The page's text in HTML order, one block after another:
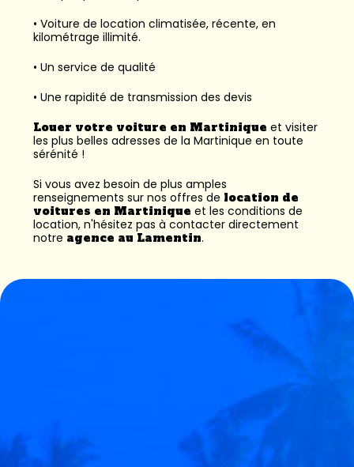
• Voiture de location climatisée, récente, en
kilométrage illimité.
• Un service de qualité
• Une rapidité de transmission des devis
Louer votre voiture en Martinique et visiter
les plus belles adresses de la Martinique en toute
sérénité !
Si vous avez besoin de plus amples
renseignements sur nos offres de location de
voitures en Martinique et les conditions de
location, n'hésitez pas à contacter directement
notre agence au Lamentin.